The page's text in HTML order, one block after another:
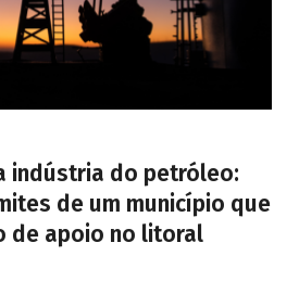
indústria do petróleo:
de um município que
de apoio no litoral